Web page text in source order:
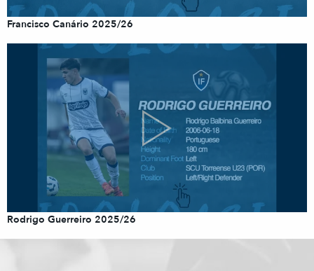
Francisco Canário 2025/26
Rodrigo Guerreiro 2025/26